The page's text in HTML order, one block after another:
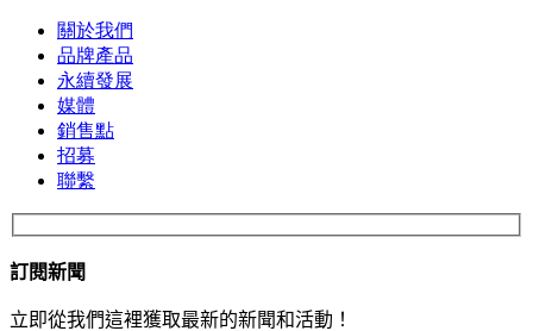
關於我們
品牌產品
永續發展
媒體
銷售點
招募
聯繫
訂閱新聞
立即從我們這裡獲取最新的新聞和活動！